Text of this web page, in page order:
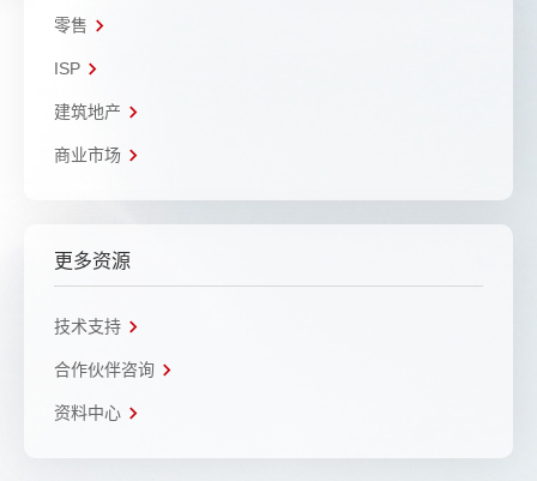
零售
ISP
建筑地产
商业市场
更多资源
技术支持
合作伙伴咨询
资料中心